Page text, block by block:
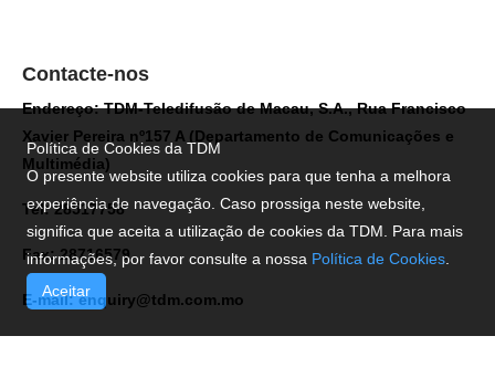
Contacte-nos
Endereço: TDM-Teledifusão de Macau, S.A., Rua Francisco
Xavier Pereira nº157 A (Departamento de Comunicações e
Multimédia)
Tel: 28517758
Fax: 28716579
E-mail:enquiry@tdm.com.mo
Política de Cookies da TDM
O presente website utiliza cookies para que tenha a melhora
experiência de navegação. Caso prossiga neste website,
significa que aceita a utilização de cookies da TDM. Para mais
informações, por favor consulte a nossa Política de Cookies
Aceitar